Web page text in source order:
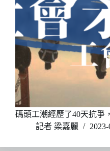
碼頭工潮經歷了40天抗爭
記者 梁嘉麗